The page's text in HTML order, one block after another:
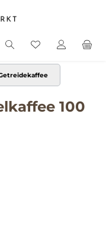
100